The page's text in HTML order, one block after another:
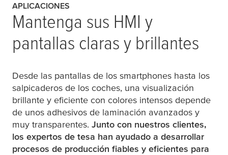
APLICACIONES
Mantenga sus HMI y
pantallas claras y brillantes
Desde las pantallas de los smartphones hasta los
salpicaderos de los coches, una visualización
brillante y eficiente con colores intensos depende
de unos adhesivos de laminación avanzados y
muy transparentes. Junto con nuestros clientes,
los expertos de tesa han ayudado a desarrollar
procesos de producción fiables y eficientes para